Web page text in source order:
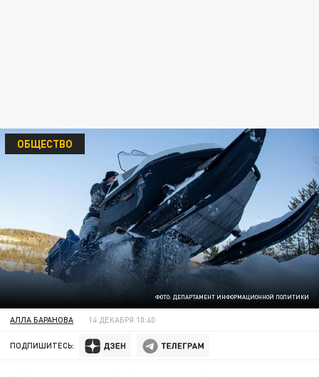
ФОТО: ДЕПАРТАМЕНТ ИНФОРМАЦИОННОЙ ПОЛИТИКИ
ОБЩЕСТВО
АЛЛА БАРАНОВА 14 ДЕКАБРЯ 10:40
ПОДПИШИТЕСЬ: